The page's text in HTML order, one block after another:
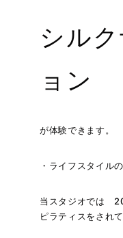
シル
ョン
が体験できます。
・ライフスタイル
当スタジオでは
ピラティスをされて